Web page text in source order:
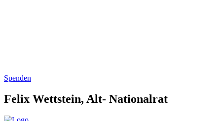
Spenden
Felix Wettstein, Alt- Nationalrat